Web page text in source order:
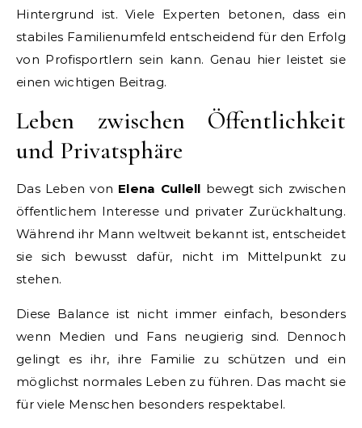
Hintergrund ist. Viele Experten betonen, dass ein
stabiles Familienumfeld entscheidend für den Erfolg
von Profisportlern sein kann. Genau hier leistet sie
einen wichtigen Beitrag.
Leben zwischen Öffentlichkeit
und Privatsphäre
Das Leben von Elena Cullell bewegt sich zwischen
öffentlichem Interesse und privater Zurückhaltung.
Während ihr Mann weltweit bekannt ist, entscheidet
sie sich bewusst dafür, nicht im Mittelpunkt zu
stehen.
Diese Balance ist nicht immer einfach, besonders
wenn Medien und Fans neugierig sind. Dennoch
gelingt es ihr, ihre Familie zu schützen und ein
möglichst normales Leben zu führen. Das macht sie
für viele Menschen besonders respektabel.